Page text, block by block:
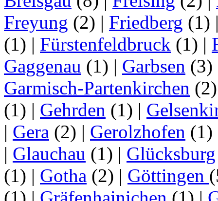
Freyung (2) | Friedberg (1)
(1) | Fürstenfeldbruck (1) |
Gaggenau (1) | Garbsen (3)
Garmisch-Partenkirchen
(1) | Gehrden (1) |
| Gera (2) | Gerolzhofen (1)
| Glauchau (1) | Glücksburg
(1) | Gotha (2) | Göttingen